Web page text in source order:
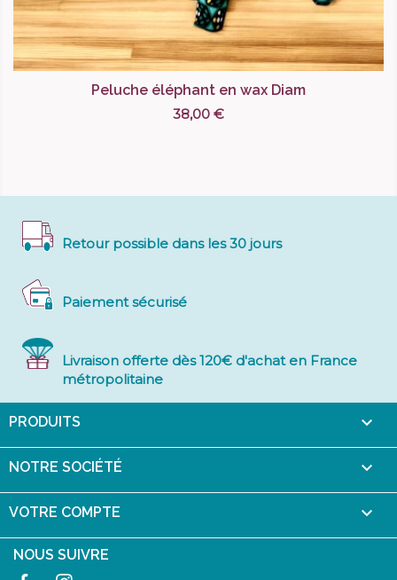
Peluche éléphant en wax Diam
38,00 €
Retour possible dans les 30 jours
Paiement sécurisé
Livraison offerte dès 120€ d'achat en France
métropolitaine
PRODUITS 
NOTRE SOCIÉTÉ 
VOTRE COMPTE 
NOUS SUIVRE